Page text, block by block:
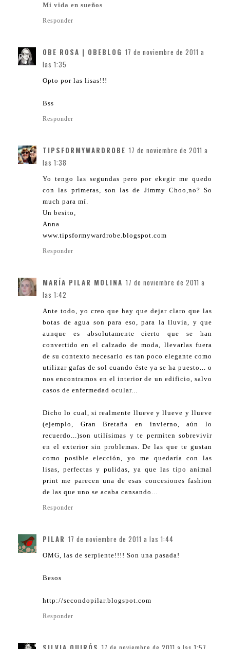
Mi vida en sueños
Responder
OBE ROSA | OBEBLOG 17 de noviembre de 2011 a
las 1:35
Opto por las lisas!!!
Bss
Responder
TIPSFORMYWARDROBE 17 de noviembre de 2011 a
las 1:38
Yo tengo las segundas pero por ekegir me quedo
con las primeras, son las de Jimmy Choo,no? So
much para mí.
Un besito,
Anna
www.tipsformywardrobe.blogspot.com
Responder
MARÍA PILAR MOLINA 17 de noviembre de 2011 a
las 1:42
Ante todo, yo creo que hay que dejar claro que las
botas de agua son para eso, para la lluvia, y que
aunque es absolutamente cierto que se han
convertido en el calzado de moda, llevarlas fuera
de su contexto necesario es tan poco elegante como
utilizar gafas de sol cuando éste ya se ha puesto... o
nos encontramos en el interior de un edificio, salvo
casos de enfermedad ocular...
Dicho lo cual, si realmente llueve y llueve y llueve
(ejemplo, Gran Bretaña en invierno, aún lo
recuerdo...)son utilísimas y te permiten sobrevivir
en el exterior sin problemas. De las que te gustan
como posible elección, yo me quedaría con las
lisas, perfectas y pulidas, ya que las tipo animal
print me parecen una de esas concesiones fashion
de las que uno se acaba cansando...
Responder
PILAR 17 de noviembre de 2011 a las 1:44
OMG, las de serpiente!!!! Son una pasada!
Besos
http://secondopilar.blogspot.com
Responder